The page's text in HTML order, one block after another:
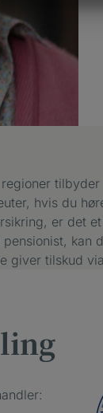
hvis du
er det
giver tilskud